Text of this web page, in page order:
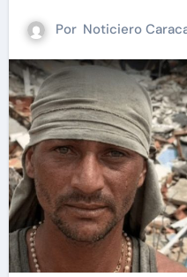
Por Noticiero